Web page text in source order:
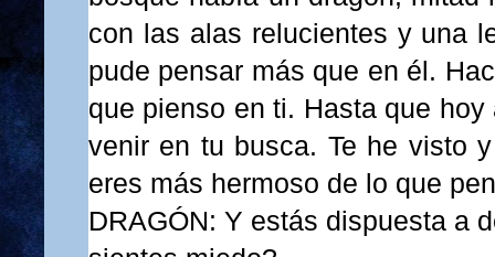
con las alas relucientes y una
pude pensar más que en él.
que pienso en ti. Hasta que
venir en tu busca. Te he visto
eres más hermoso de lo que
DRAGÓN: Y estás dispuesta a